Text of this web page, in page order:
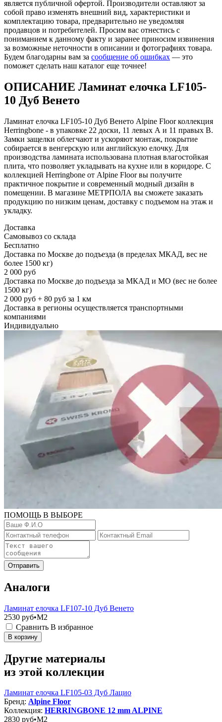
является публичной офертой. Производители оставляют за
собой право изменять внешний вид, характеристики и
комплектацию товара, предварительно не уведомляя
продавцов и потребителей. Просим вас отнестись с
пониманием к данному факту и заранее приносим извинения
за возможные неточности в описании и фотографиях товара.
Будем благодарны вам за сообщение об ошибках — это
поможет сделать наш каталог еще точнее!
ОПИСАНИЕ Ламинат елочка LF105-
10 Дуб Венето
Ламинат елочка LF105-10 Дуб Венето Alpine Floor коллекция
Herringbone - в упаковке 22 доски, 11 левых А и 11 правых В.
Замки защелки облегчают и ускоряют монтаж, покрытие
собирается в венгерскую или английскую елочку. Для
производства ламината использована плотная влагостойкая
плита, что позволяет укладывать на кухне или в коридоре. С
коллекцией Herringbone от Alpine Floor вы получите
практичное покрытие и современный модный дизайн в
помещении. В магазине МЕТРПОЛА вы сможете заказать
продукцию по низким ценам, доставку с подъемом на этаж и
укладку.
Доставка
Самовывоз со склада
Бесплатно
Доставка по Москве до подъезда (в пределах МКАД, вес не
более 1500 кг)
2 000 руб
Доставка по Москве до подъезда за МКАД и МО (вес не более
1500 кг)
2 000 руб + 80 руб за 1 км
Доставка в регионы осуществляется транспортными
компаниями
Индивидуально
ПОМОЩЬ В ВЫБОРЕ
Отправить
Аналоги
Ламинат елочка LF107-10 Дуб Венето
2530 руб•M2
Сравнить В избранное
В корзину
Другие материалы
из этой коллекции
Ламинат елочка LF105-03 Дуб Лацио
Бренд: Alpine Floor
Коллекция: HERRINGBONE 12 mm ALPINE
2830 руб•M2